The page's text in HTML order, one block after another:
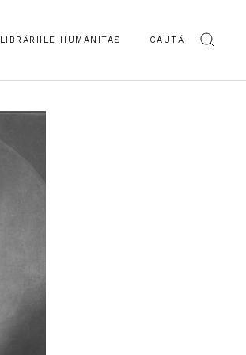
LIBRĂRIILE HUMANITAS CAUTĂ